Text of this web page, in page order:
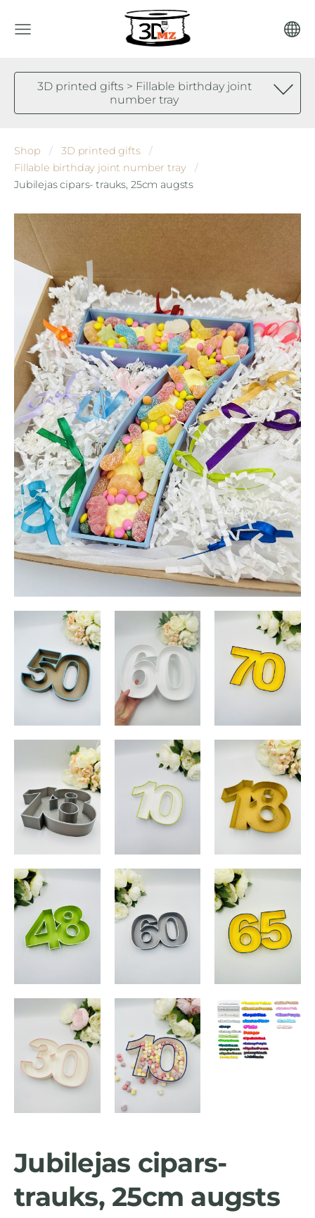
3D printed gifts > Fillable birthday joint
number tray
Shop
3D printed gifts
Fillable birthday joint number tray
Jubilejas cipars- trauks, 25cm augsts
Jubilejas cipars-
trauks, 25cm augsts